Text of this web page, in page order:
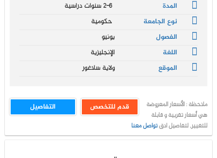
المدة
2-6 سنوات دراسية
نوع الجامعة
حكومية
الفصول
يونيو
اللغة
الإنجليزية
الموقع
ولاية سلاغور
التفاصيل قدم للتخصص
ملاحظة : الأسعار المعروضة
هي أسعار تقربية و قابلة
للتغيير, لتفاصيل ادقتواصل معنا